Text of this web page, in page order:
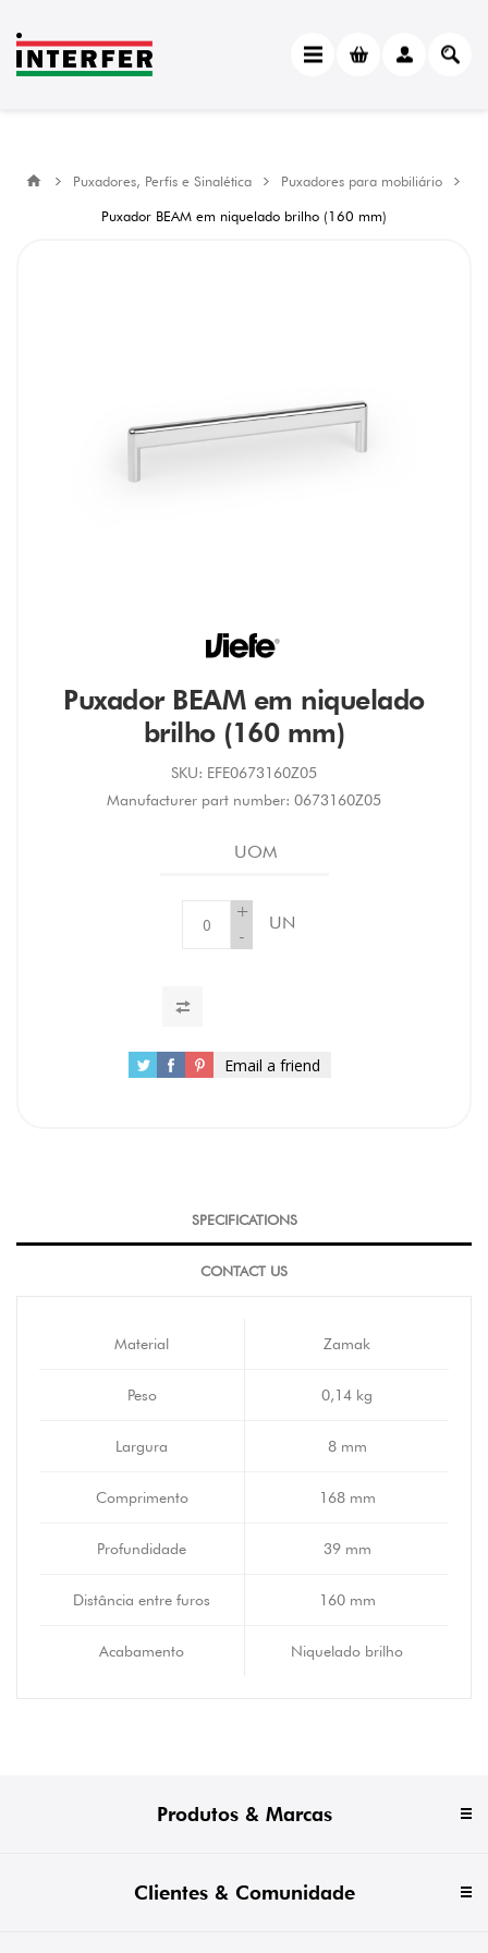
Puxadores, Perfis e Sinalética
Puxadores para mobiliário
Puxador BEAM em niquelado brilho (160 mm)
Puxador BEAM em niquelado
brilho (160 mm)
SKU: EFE0673160Z05
Manufacturer part number: 0673160Z05
UOM
+
-
UN
Email a friend
SPECIFICATIONS
CONTACT US
Material Zamak
Peso 0,14 kg
Largura 8 mm
Comprimento 168 mm
Profundidade 39 mm
Distância entre furos 160 mm
Acabamento Niquelado brilho
Produtos & Marcas
Clientes & Comunidade